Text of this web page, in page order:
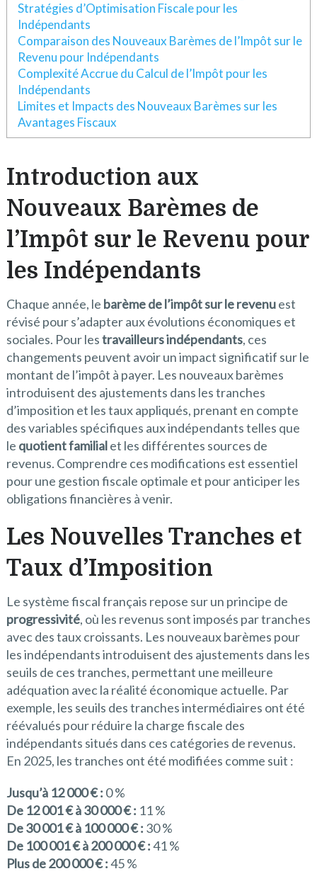
Stratégies d’Optimisation Fiscale pour les
Indépendants
Comparaison des Nouveaux Barèmes de l’Impôt sur le
Revenu pour Indépendants
Complexité Accrue du Calcul de l’Impôt pour les
Indépendants
Limites et Impacts des Nouveaux Barèmes sur les
Avantages Fiscaux
Introduction aux
Nouveaux Barèmes de
l’Impôt sur le Revenu pour
les Indépendants
Chaque année, le barème de l’impôt sur le revenuest
révisé pour s’adapter aux évolutions économiques et
sociales. Pour lestravailleurs indépendants, ces
changements peuvent avoir un impact significatif sur le
montant de l’impôt à payer. Les nouveaux barèmes
introduisent des ajustements dans les tranches
d’imposition et les taux appliqués, prenant en compte
des variables spécifiques aux indépendants telles que
le quotient familialet les différentes sources de
revenus. Comprendre ces modifications est essentiel
pour une gestion fiscale optimale et pour anticiper les
obligations financières à venir.
Les Nouvelles Tranches et
Taux d’Imposition
Le système fiscal français repose sur un principe de
progressivité, où les revenus sont imposés par tranches
avec des taux croissants. Les nouveaux barèmes pour
les indépendants introduisent des ajustements dans les
seuils de ces tranches, permettant une meilleure
adéquation avec la réalité économique actuelle. Par
exemple, les seuils des tranches intermédiaires ont été
réévalués pour réduire la charge fiscale des
indépendants situés dans ces catégories de revenus.
En 2025, les tranches ont été modifiées comme suit :
Jusqu’à 12 000 € : 0 %
De 12 001 € à 30 000 € : 11 %
De 30 001 € à 100 000 € : 30 %
De 100 001 € à 200 000 € :41 %
Plus de 200 000 € :45 %